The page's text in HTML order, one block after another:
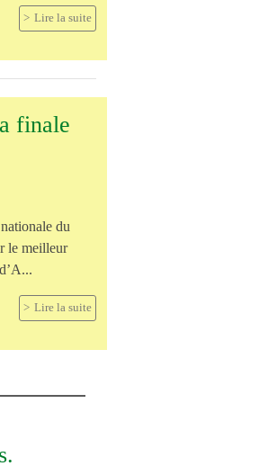
Lire la suite
finale
du
le meilleur
Lire la suite